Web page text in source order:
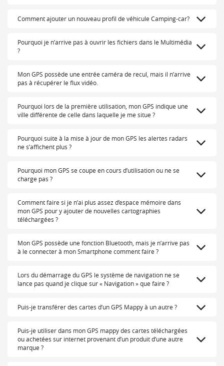
Comment ajouter un nouveau profil de véhicule Camping-car?
Pourquoi je n’arrive pas à ouvrir les fichiers dans le Multimédia
?
Mon GPS possède une entrée caméra de recul, mais il n’arrive
pas à récupérer le flux vidéo.
Pourquoi lors de la première utilisation, mon GPS indique une
ville différente de celle dans laquelle je me situe ?
Pourquoi suite à la mise à jour de mon GPS les alertes radars
ne s’affichent plus ?
Pourquoi mon GPS se coupe en cours d’utilisation ou ne se
charge pas ?
Comment faire si je n’ai plus assez d’espace mémoire dans
mon GPS pour y ajouter de nouvelles cartographies
téléchargées ?
Mon GPS possède une fonction Bluetooth, mais je n’arrive pas
à le connecter à mon Smartphone comment faire ?
Lors du démarrage du GPS le système de navigation ne se
lance pas quand je clique sur « Navigation » que faire ?
Puis-je transférer des cartes d’un GPS Mappy à un autre ?
Puis-je utiliser dans mon GPS mappy des cartes téléchargées
ou achetées sur internet provenant d’un produit d’une autre
marque ?